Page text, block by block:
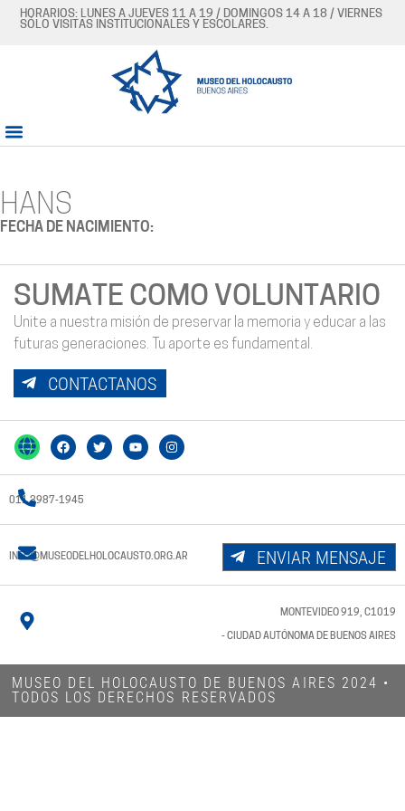
HORARIOS: LUNES A JUEVES 11 A 19 / DOMINGOS 14 A 18 / VIERNES
SÓLO VISITAS INSTITUCIONALES Y ESCOLARES.
HANS
FECHA DE NACIMIENTO:
SUMATE COMO VOLUNTARIO
Unite a nuestra misión de preservar la memoria y educar a las
futuras generaciones. Tu aporte es fundamental.
CONTACTANOS
011 3987-1945
INFO@MUSEODELHOLOCAUSTO.ORG.AR ENVIAR MENSAJE
MONTEVIDEO 919, C1019
- CIUDAD AUTÓNOMA DE BUENOS AIRES
MUSEO DEL HOLOCAUSTO DE BUENOS AIRES 2024​ •
TODOS LOS DERECHOS RESERVADOS